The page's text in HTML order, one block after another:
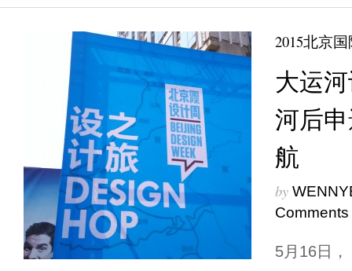
2015北京
大运
河后
航
by
Comments
5月16日